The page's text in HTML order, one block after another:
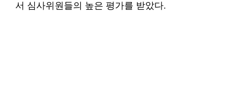
서 심사위원들의 높은 평가를 받았다.